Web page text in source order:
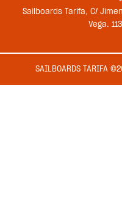
Sailboards Tarifa, C/
Vega.
SAILBOARDS TARIFA